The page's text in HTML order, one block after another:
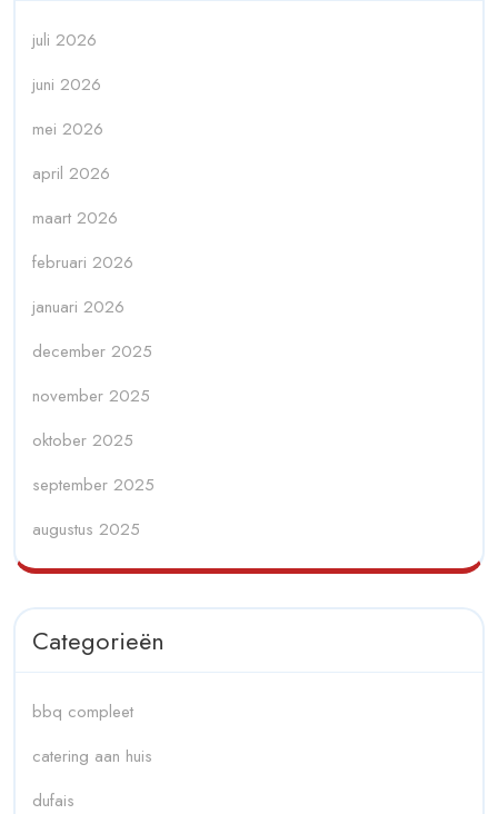
juli 2026
juni 2026
mei 2026
april 2026
maart 2026
februari 2026
januari 2026
december 2025
november 2025
oktober 2025
september 2025
augustus 2025
Categorieën
bbq compleet
catering aan huis
dufais